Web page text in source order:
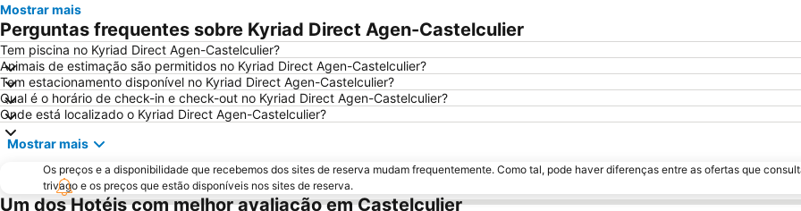
Mostrar mais
Perguntas frequentes sobre Kyriad Direct Agen-Castelculier
Tem piscina no Kyriad Direct Agen-Castelculier?
Animais de estimação são permitidos no Kyriad Direct Agen-Castelculier?
Tem estacionamento disponível no Kyriad Direct Agen-Castelculier?
Qual é o horário de check-in e check-out no Kyriad Direct Agen-Castelculier?
Onde está localizado o Kyriad Direct Agen-Castelculier?
Mostrar mais
Os preços e a disponibilidade que recebemos dos sites de reserva mudam frequentemente. Como tal, pode haver diferenças entre as ofertas que
trivago e os preços que estão disponíveis nos sites de reserva.
Um dos Hotéis com melhor avaliação em Castelculier